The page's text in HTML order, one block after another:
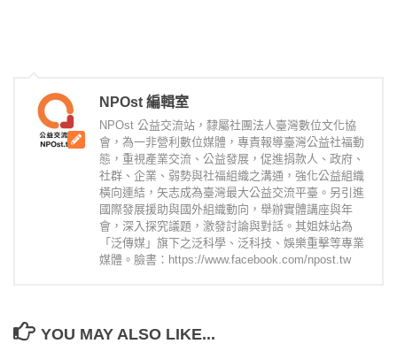
NPOst 編輯室
NPOst 公益交流站，隸屬社團法人臺灣數位文化協
會，為一非營利數位媒體，專責報導臺灣公益社福動
態，重視產業交流、公益發展，促進捐款人、政府、
社群、企業、弱勢與社福組織之溝通，強化公益組織
橫向連結，矢志成為臺灣最大公益交流平臺。另引進
國際發展援助與國外組織動向，舉辦實體講座與年
會，深入探究議題，激發討論與對話。其姐妹站為
「泛傳媒」旗下之泛科學、泛科技、娛樂重擊等專業
媒體。臉書：https://www.facebook.com/npost.tw
YOU MAY ALSO LIKE...